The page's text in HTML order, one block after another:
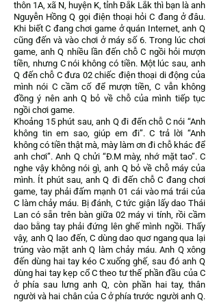
thôn 1A, xã N, huyện K, tỉnh Đắk Lắk thì bạn là anh
Nguyễn Hồng Q gọi điện thoại hỏi C đang ở đâu.
Khi biết C đang chơi game ở quán Internet, anh Q
cũng đến và vào chơi ở máy số 6. Trong lúc chơi
game, anh Q nhiều lần đến chỗ C ngồi hỏi mượn
tiền, nhưng C nói không có tiền. Một lúc sau, anh
Q đến chỗ C đưa 02 chiếc điện thoại di động của
mình nói C cầm cố để mượn tiền, C vẫn không
đồng ý nên anh Q bỏ về chỗ của mình tiếp tục
ngồi chơi game.
Khoảng 15 phút sau, anh Q đi đến chỗ C nói “Anh
không tin em sao, giúp em đi”. C trả lời “Anh
không có tiền thật mà, mày làm ơn đi chỗ khác để
anh chơi”. Anh Q chửi “Đ.M mày, nhớ mặt tao”. C
nghe vậy không nói gì, anh Q bỏ về chỗ máy của
mình. Ít phút sau, anh Q đi đến chỗ C đang chơi
game, tay phải đấm mạnh 01 cái vào má trái của
C làm chảy máu. Bị đánh, C tức giận lấy dao Thái
Lan có sẵn trên bàn giữa 02 máy vi tính, rồi cầm
dao bằng tay phải đứng lên ghế mình ngồi. Thấy
vậy, anh Q lao đến, C dùng dao quơ ngang qua lại
trúng vào mặt anh Q làm chảy máu. Anh Q xông
đến dùng hai tay kéo C xuống ghế, sau đó anh Q
dùng hai tay kẹp cổ C theo tư thế phần đầu của C
ở phía sau lưng anh Q, còn phần hai tay, thân
người và hai chân của C ở phía trước người anh Q.